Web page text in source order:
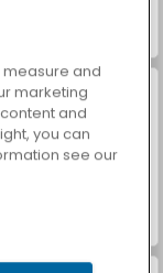
and
marketing
and
you can
see our